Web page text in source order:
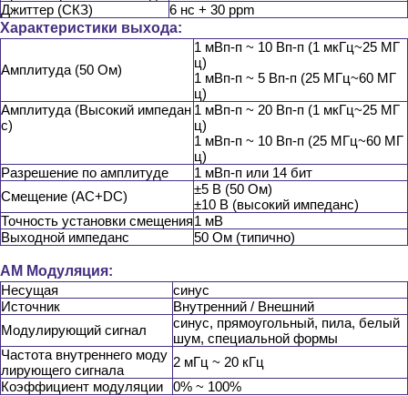
Джиттер (СКЗ)
6 нс + 30 ppm
Характеристики выхода:
Амплитуда (50 Ом)
1 мВп-п ~ 10 Вп-п (1 мкГц~25 МГ
ц)
1 мВп-п ~ 5 Вп-п (25 МГц~60 МГ
ц)
Амплитуда (Высокий импедан
с)
1 мВп-п ~ 20 Вп-п (1 мкГц~25 МГ
ц)
1 мВп-п ~ 10 Вп-п (25 МГц~60 МГ
ц)
Разрешение по амплитуде
1 мВп-п или 14 бит
Смещение (AC+DC)
±5 В (50 Ом)
±10 В (высокий импеданс)
Точность установки смещения1 мВ
Выходной импеданс
50 Ом (типично)
AM Модуляция:
Несущая
синус
Источник
Внутренний / Внешний
Модулирующий сигнал
синус, прямоугольный, пила, белый
шум, специальной формы
Частота внутреннего моду
лирующего сигнала
2 мГц ~ 20 кГц
Коэффициент модуляции
0% ~ 100%